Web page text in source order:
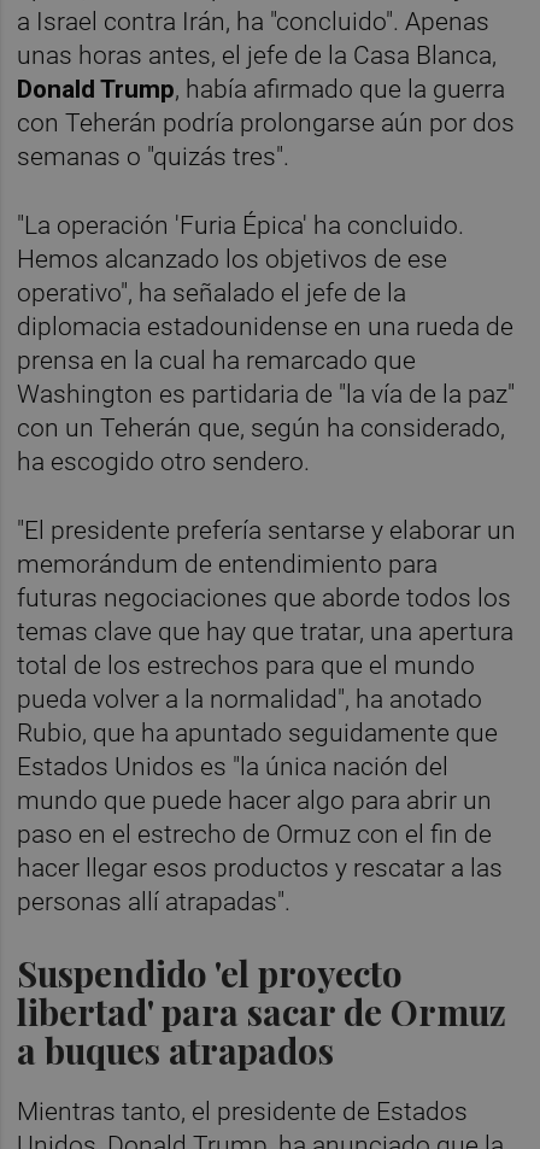
a Israel contra Irán, ha "concluido". Apenas
unas horas antes, el jefe de la Casa Blanca,
Donald Trump, había afirmado que la guerra
con Teherán podría prolongarse aún por dos
semanas o "quizás tres".
"La operación 'Furia Épica' ha concluido.
Hemos alcanzado los objetivos de ese
operativo", ha señalado el jefe de la
diplomacia estadounidense en una rueda de
prensa en la cual ha remarcado que
Washington es partidaria de "la vía de la paz"
con un Teherán que, según ha considerado,
ha escogido otro sendero.
"El presidente prefería sentarse y elaborar un
memorándum de entendimiento para
futuras negociaciones que aborde todos los
temas clave que hay que tratar, una apertura
total de los estrechos para que el mundo
pueda volver a la normalidad", ha anotado
Rubio, que ha apuntado seguidamente que
Estados Unidos es "la única nación del
mundo que puede hacer algo para abrir un
paso en el estrecho de Ormuz con el fin de
hacer llegar esos productos y rescatar a las
personas allí atrapadas".
Suspendido 'el proyecto
libertad' para sacar de Ormuz
a buques atrapados
Mientras tanto, el presidente de Estados